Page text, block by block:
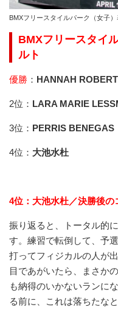
BMXフリースタイルパーク（女子
BMXフリースタイ
ルト
優勝 ： HANNAH
2位： LARA MARIE
3位： PERRIS BENEGAS
4位： 大池水杜
4位：大池水杜／決勝後の
振り返ると、トータル的
す。練習で転倒して、予
打ってフィジカルの人が
目であがいたら、まさか
も納得のいかないランに
る前に、これは落ちたな